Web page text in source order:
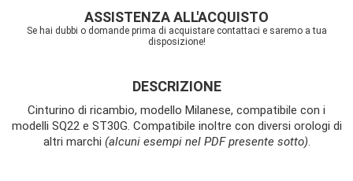
ASSISTENZA ALL'ACQUISTO
Se hai dubbi o domande prima di acquistare contattaci e saremo a tua
disposizione!
DESCRIZIONE
Cinturino di ricambio, modello Milanese, compatibile con i
modelli SQ22 e ST30G. Compatibile inoltre con diversi orologi di
altri marchi (alcuni esempi nel PDF presente sotto).